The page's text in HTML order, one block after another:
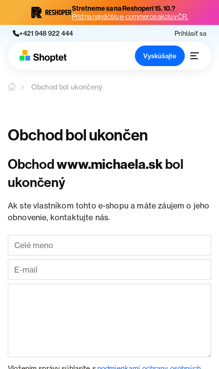
Stretneme sa na Reshoperi 15. 10.?
Príď na najväčšiu e-commerce akciu v ČR.
+421 948 922 444 Prihlásiť sa
Vyskúšajte
Obchod bol ukončený
Obchod bol ukončen
Obchodwww.michaela.skbol
ukončený
Ak ste vlastníkom tohto e-shopu a máte záujem o jeho
obnovenie, kontaktujte nás.